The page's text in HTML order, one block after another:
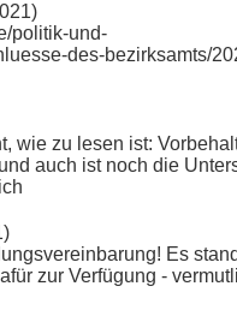
politik-und-
des-bezirksamts/
wie zu lesen ist:
auch ist noch die
Es
zur Verfügung -